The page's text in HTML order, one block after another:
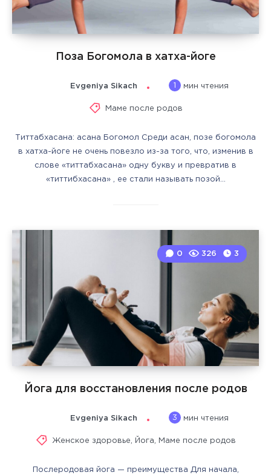
Поза Богомола в хатха-йоге
Evgeniya Sikach 1 мин чтения
Маме после родов
Титтабхасана: асана Богомол Среди асан, позе богомола
в хатха-йоге не очень повезло из-за того, что, изменив в
слове «титтабхасана» одну букву и превратив в
«титтибхасана» , ее стали называть позой…
Йога для восстановления после родов
0 326 3
Evgeniya Sikach 3 мин чтения
Женское здоровье Йога Маме после родов
Послеродовая йога — преимущества Для начала,